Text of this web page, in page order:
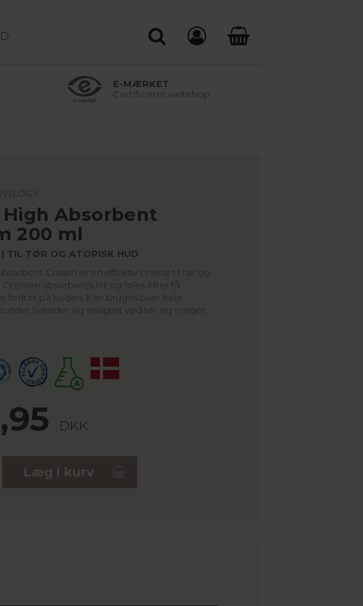
E-MÆRKET
Certificeret webshop
High Absorbent
200 ml
TIL TØR OG ATOPISK HUD
Cream er en effektiv creme til tør og
Cremen absorberes let og føles efter få
fedtet på huden. Kan bruges over hele
hænder og ansigtet ved tør og meget
DKK
Læg i kurv